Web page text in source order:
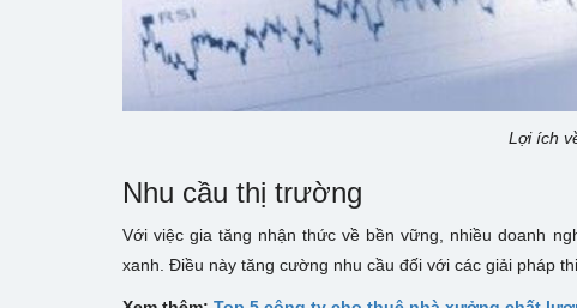
Lợi ích
Nhu cầu thị trường
Với việc gia tăng nhận thức về bền vững, nhiều doanh
xanh. Điều này tăng cường nhu cầu đối với các giải pháp